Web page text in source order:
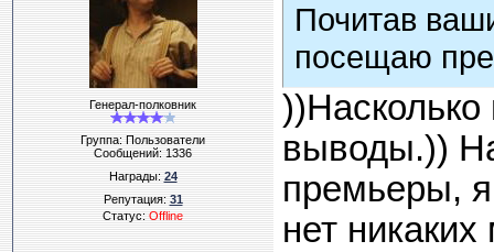
Генерал-полковник
Группа: Пользователи
Сообщений:1336
Награды:24
Репутация:31
Статус:Offline
Почитав
посещаю
выводы.))
премьеры,
нет